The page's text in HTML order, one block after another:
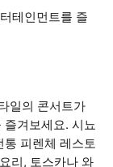
테인먼트를 즐
일의 콘서트가
겨보세요. 시뇨
피렌체 레스토
리, 토스카나 와